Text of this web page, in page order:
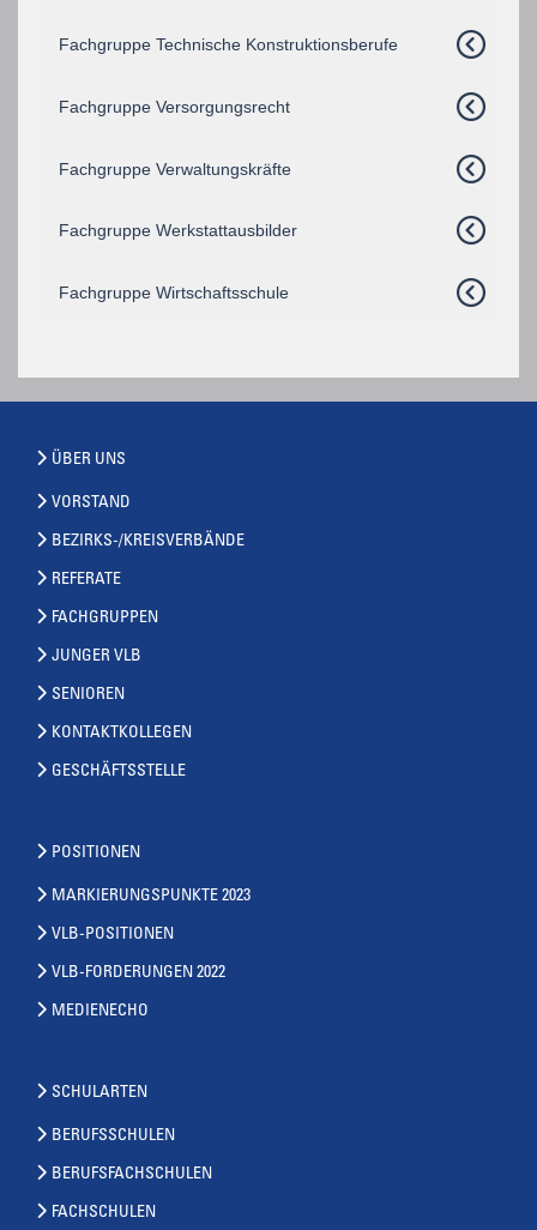
Fachgruppe Technische Konstruktionsberufe
Fachgruppe Versorgungsrecht
Fachgruppe Verwaltungskräfte
Fachgruppe Werkstattausbilder
Fachgruppe Wirtschaftsschule
ÜBER UNS
VORSTAND
BEZIRKS-/KREISVERBÄNDE
REFERATE
FACHGRUPPEN
JUNGER VLB
SENIOREN
KONTAKTKOLLEGEN
GESCHÄFTSSTELLE
POSITIONEN
MARKIERUNGSPUNKTE 2023
VLB-POSITIONEN
VLB-FORDERUNGEN 2022
MEDIENECHO
SCHULARTEN
BERUFSSCHULEN
BERUFSFACHSCHULEN
FACHSCHULEN